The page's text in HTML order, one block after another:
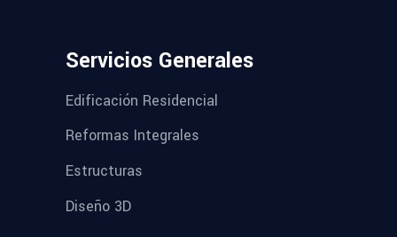
Servicios Generales
Edificación Residencial
Reformas Integrales
Estructuras
Diseño 3D